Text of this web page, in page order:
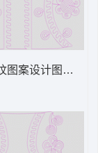
种
图案设计图 绳绣